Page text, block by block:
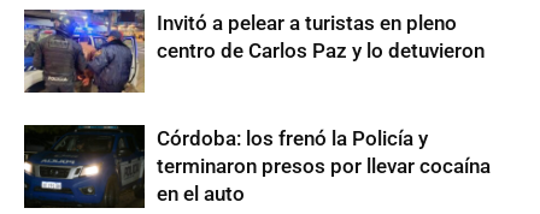
Invitó a pelear a turistas en pleno
centro de Carlos Paz y lo detuvieron
Córdoba: los frenó la Policía y
terminaron presos por llevar cocaína
en el auto